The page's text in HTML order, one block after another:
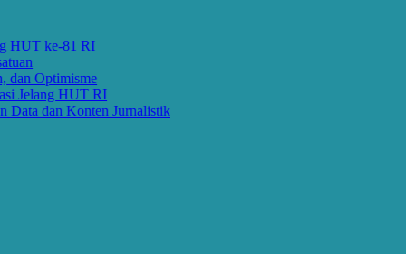
ke-81 RI
HUT RI
Konten Jurnalistik